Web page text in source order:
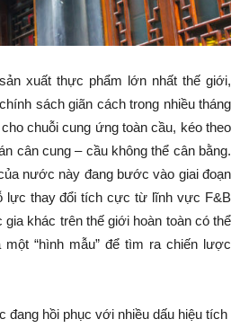
xuất thực phẩm lớn nhất thế giới,
sách giãn cách trong nhiều tháng
chuỗi cung ứng toàn cầu, kéo theo
cân cung – cầu không thể cân bằng.
nước này đang bước vào giai đoạn
lực thay đổi tích cực từ lĩnh vực F&B
khác trên thế giới hoàn toàn có thể
“hình mẫu” để tìm ra chiến lược